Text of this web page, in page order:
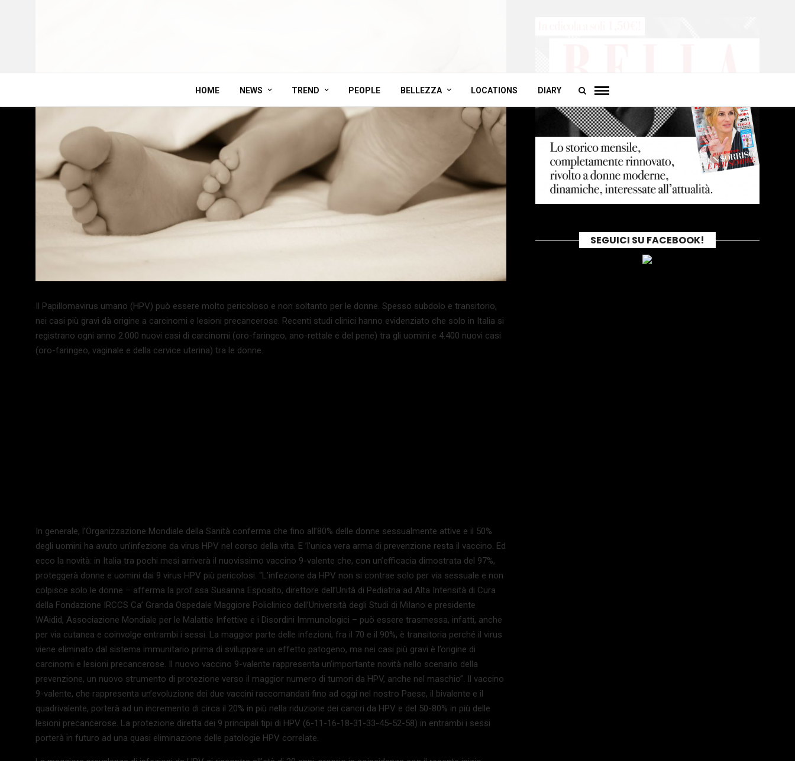
HOME NEWS TREND PEOPLE BELLEZZA LOCATIONS DIARY
Il Papillomavirus umano (HPV) può essere molto pericoloso e non soltanto per le donne. Spesso subdolo e transitorio,
nei casi più gravi dà origine a carcinomi e lesioni precancerose. Recenti studi clinici hanno evidenziato che solo in Italia si
registrano ogni anno 2.000 nuovi casi di carcinomi (oro-faringeo, ano-rettale e del pene) tra gli uomini e 4.400 nuovi casi
(oro-faringeo, vaginale e della cervice uterina) tra le donne.
In generale, l’Organizzazione Mondiale della Sanità conferma che fino all’80% delle donne sessualmente attive e il 50%
degli uomini ha avuto un’infezione da virus HPV nel corso della vita. E ’l’unica vera arma di prevenzione resta il vaccino. Ed
ecco la novità: in Italia tra pochi mesi arriverà il nuovissimo vaccino 9-valente che, con un’efficacia dimostrata del 97%,
proteggerà donne e uomini dai 9 virus HPV più pericolosi. “L’infezione da HPV non si contrae solo per via sessuale e non
colpisce solo le donne – afferma la prof.ssa Susanna Esposito, direttore dell’Unità di Pediatria ad Alta Intensità di Cura
della Fondazione IRCCS Ca’ Granda Ospedale Maggiore Policlinico dell’Università degli Studi di Milano e presidente
WAidid, Associazione Mondiale per le Malattie Infettive e i Disordini Immunologici – può essere trasmessa, infatti, anche
per via cutanea e coinvolge entrambi i sessi. La maggior parte delle infezioni, fra il 70 e il 90%, è transitoria perché il virus
viene eliminato dal sistema immunitario prima di sviluppare un effetto patogeno, ma nei casi più gravi è l’origine di
carcinomi e lesioni precancerose. Il nuovo vaccino 9-valente rappresenta un’importante novità nello scenario della
prevenzione, un nuovo strumento di protezione verso il maggior numero di tumori da HPV, anche nel maschio”. Il vaccino
9-valente, che rappresenta un’evoluzione dei due vaccini raccomandati fino ad oggi nel nostro Paese, il bivalente e il
quadrivalente, porterà ad un incremento di circa il 20% in più nella riduzione dei cancri da HPV e del 50-80% in più delle
lesioni precancerose. La protezione diretta dei 9 principali tipi di HPV (6-11-16-18-31-33-45-52-58) in entrambi i sessi
porterà in futuro ad una quasi eliminazione delle patologie HPV correlate.
SEGUICI SU FACEBOOK!